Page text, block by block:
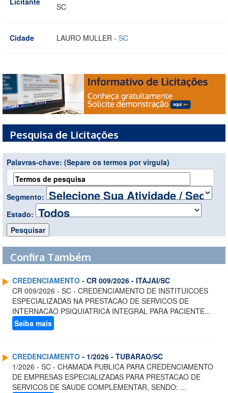
SC
Cidade LAURO MULLER - SC
Pesquisa de Licitações
Palavras-chave: (Separe os termos por virgula)
Segmento:
Estado:
Confira Também
CREDENCIAMENTO - CR 009/2026 - ITAJAI/SC
CR 009/2026 - SC - CREDENCIAMENTO DE INSTITUICOES
ESPECIALIZADAS NA PRESTACAO DE SERVICOS DE
INTERNACAO PSIQUIATRICA INTEGRAL PARA PACIENTE...
Saiba mais
CREDENCIAMENTO - 1/2026 - TUBARAO/SC
1/2026 - SC - CHAMADA PUBLICA PARA CREDENCIAMENTO
DE EMPRESAS ESPECIALIZADAS PARA PRESTACAO DE
SERVICOS DE SAUDE COMPLEMENTAR, SENDO: ...